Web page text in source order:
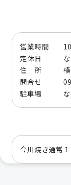
営業時間
定休日 なし
住 所 横浜市
問合せ
駐車場 なし
今川焼き通常